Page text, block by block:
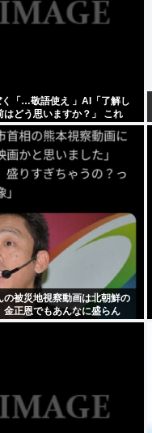
「…敬語使え 」AI「了解し
はどう思いますか？」 これ
の被災地視察動画は北朝鮮の
金正恩でもあんなに盛らん